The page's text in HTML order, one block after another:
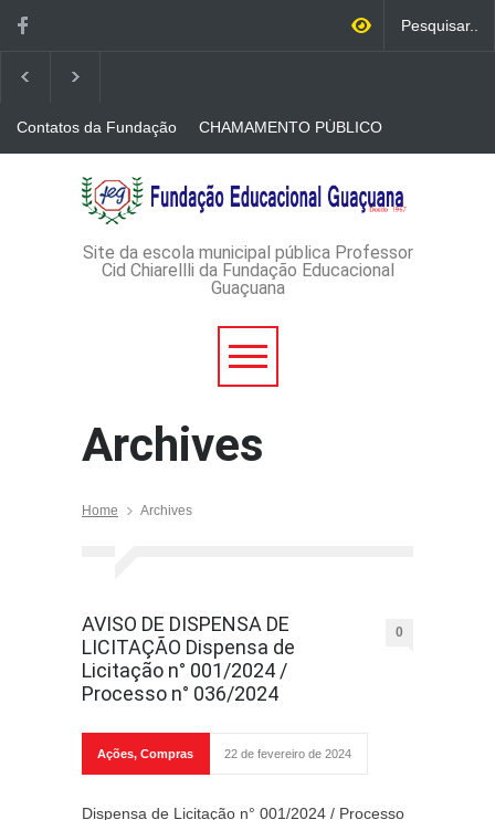
Contatos da Fundação
CHAMAMENTO PÚBLICO
CREDENCIAMENTO DE
IMPRESSOS
AVISO DE DISPENSA DE
LICITAÇÃO - DISPENSA DE
LICITAÇÃO Nº 53/2026-
ADMINISTRATIVO Nº
Site da escola municipal pública Professor
Cid Chiarellli da Fundação Educacional
Guaçuana
Archives
Home Archives
AVISO DE DISPENSA DE
LICITAÇÃO Dispensa de
Licitação n° 001/2024 /
Processo n° 036/2024
0
Ações, Compras 22 de fevereiro de 2024
Dispensa de Licitação n° 001/2024 / Processo